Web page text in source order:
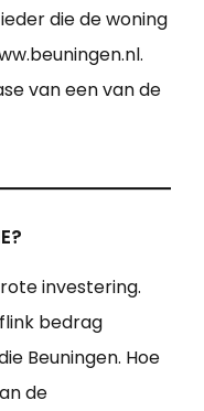
die de woning
van een van de
investering.
bedrag
Beuningen. Hoe
de